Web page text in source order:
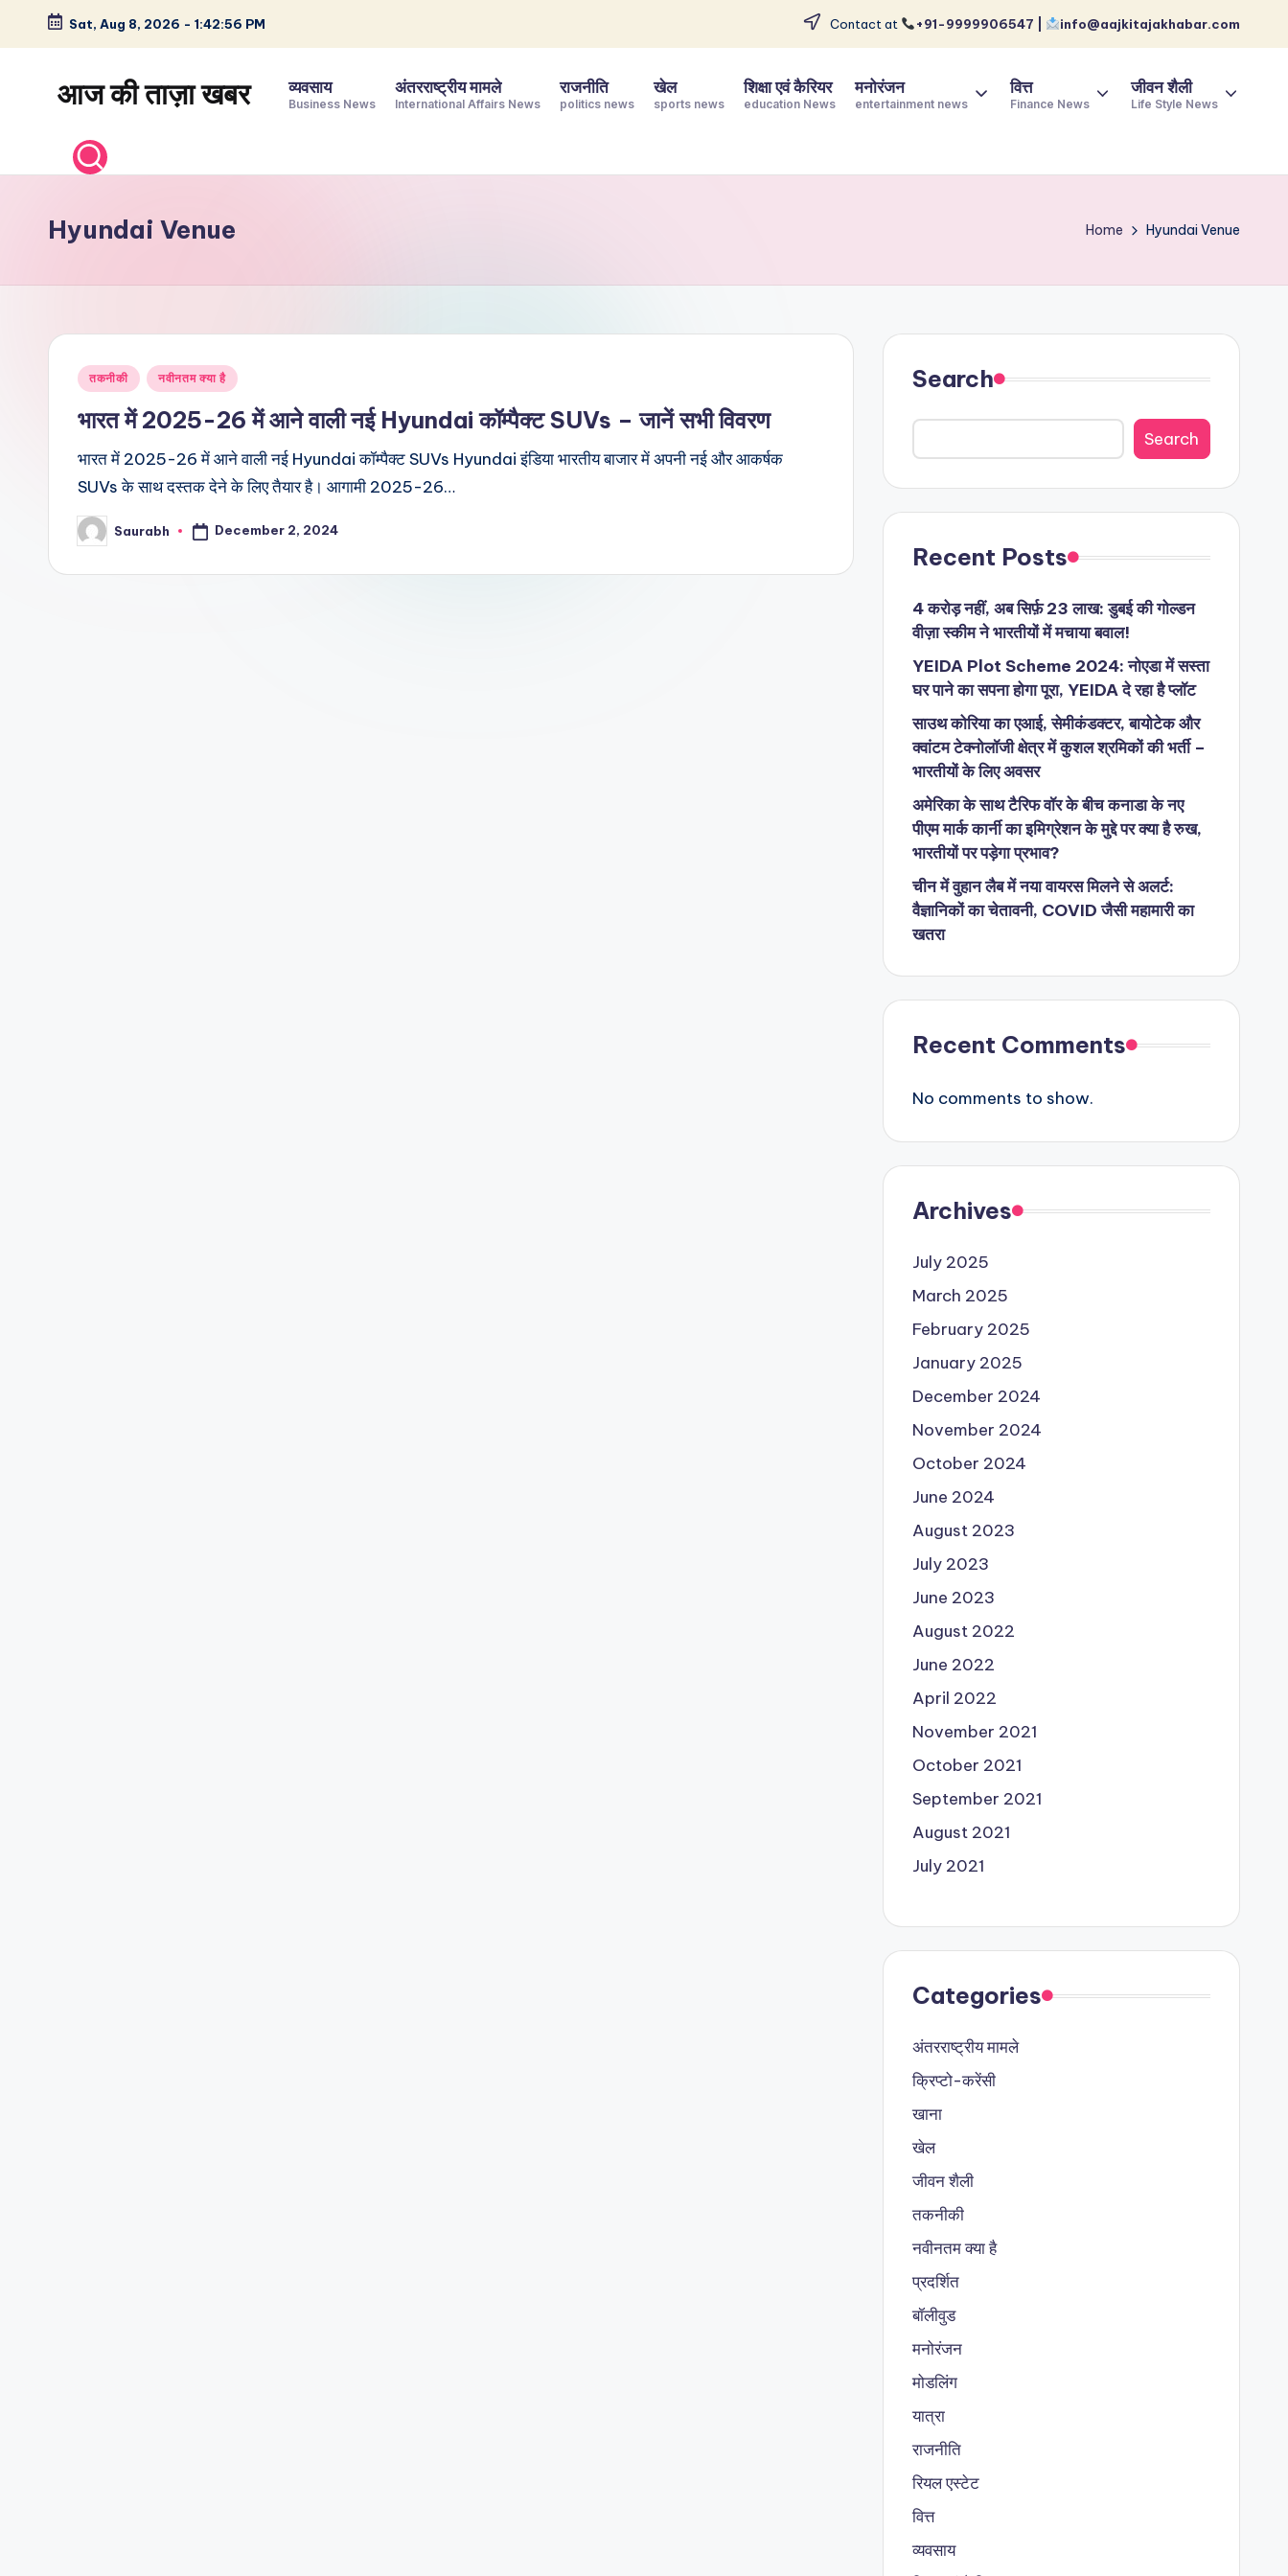
Skip
content
Sat, Aug 8, 2026 - 1:42:57 PM Contact at +91-9999906547 | info@aajkitajakhabar.com
आज की ताज़ा खबर
–
और
विश्व
व्यवसाय
Business News
अंतरराष्ट्रीय मामले
International Affairs News
राजनीति
politics news
खेल
sports news
शिक्षा एवं कैरियर
education News
मनोरंजन
entertainment news
वित्त
Finance News
जीवन शैली
Life Style News
Hyundai Venue Home Hyundai Venue
Posted
तकनीकी नवीनतम क्या है
भारत में 2025-26 में आने वाली नई Hyundai कॉम्पैक्ट SUVs – जानें सभी विवरण
भारत में 2025-26 में आने वाली नई Hyundai कॉम्पैक्ट SUVs Hyundai इंडिया भारतीय बाजार में अपनी नई और आकर्षक
SUVs के साथ दस्तक देने के लिए तैयार है। आगामी 2025-26…
Posted
by
Saurabh December 2, 2024
Search
Search
Recent Posts
4 करोड़ नहीं, अब सिर्फ़ 23 लाख: डुबई की गोल्डन
वीज़ा स्कीम ने भारतीयों में मचाया बवाल!
YEIDA Plot Scheme 2024: नोएडा में सस्ता
घर पाने का सपना होगा पूरा, YEIDA दे रहा है प्लॉट
साउथ कोरिया का एआई, सेमीकंडक्टर, बायोटेक और
क्वांटम टेक्नोलॉजी क्षेत्र में कुशल श्रमिकों की भर्ती –
भारतीयों के लिए अवसर
अमेरिका के साथ टैरिफ वॉर के बीच कनाडा के नए
पीएम मार्क कार्नी का इमिग्रेशन के मुद्दे पर क्या है रुख,
भारतीयों पर पड़ेगा प्रभाव?
चीन में वुहान लैब में नया वायरस मिलने से अलर्ट:
वैज्ञानिकों का चेतावनी, COVID जैसी महामारी का
खतरा
Recent Comments
No comments to show.
Archives
July 2025
March 2025
February 2025
January 2025
December 2024
November 2024
October 2024
June 2024
August 2023
July 2023
June 2023
August 2022
June 2022
April 2022
November 2021
October 2021
September 2021
August 2021
July 2021
Categories
अंतरराष्ट्रीय मामले
क्रिप्टो-करेंसी
खाना
खेल
जीवन शैली
तकनीकी
नवीनतम क्या है
प्रदर्शित
बॉलीवुड
मनोरंजन
मोडलिंग
यात्रा
राजनीति
रियल एस्टेट
वित्त
व्यवसाय